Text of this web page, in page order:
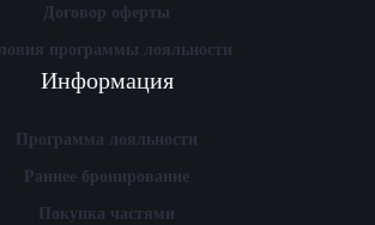
Договор оферты
программы лояльности
Информация
Программа лояльности
Раннее бронирование
Покупка частями